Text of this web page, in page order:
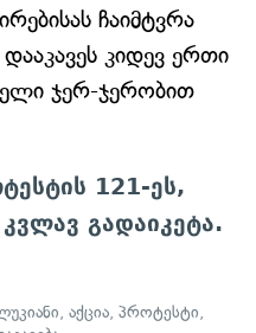
ჩაიმტვრა
კიდევ ერთი
ჯერ-ჯერობით
121-ეს,
გადაიკეტა.
, აქცია, პროტესტი,